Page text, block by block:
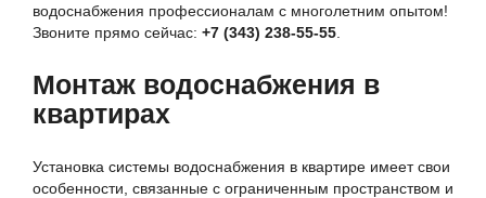
водоснабжения профессионалам с многолетним опытом!
Звоните прямо сейчас: +7 (343) 238-55-55.
Монтаж водоснабжения в
квартирах
Установка системы водоснабжения в квартире имеет свои
особенности, связанные с ограниченным пространством и